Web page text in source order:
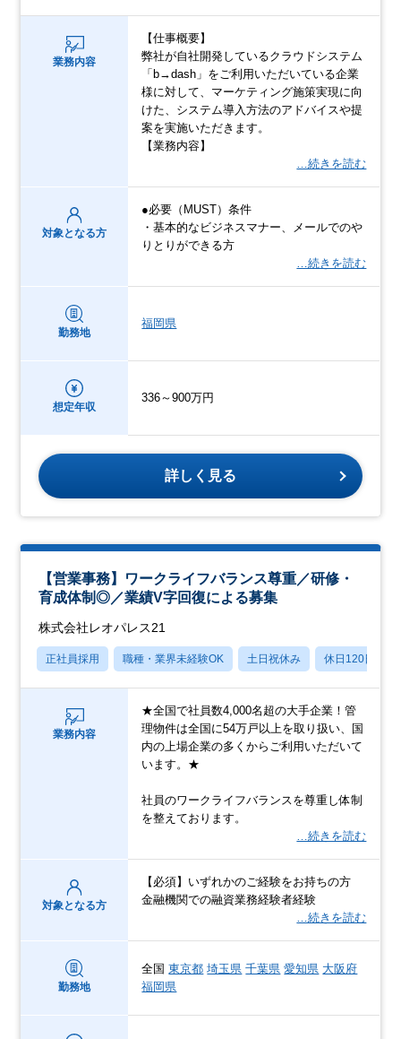
業務内容
【仕事概要】
弊社が自社開発しているクラウドシステム
「b→dash」をご利用いただいている企業
様に対して、マーケティング施策実現に向
けた、システム導入方法のアドバイスや提
案を実施いただきます。
【業務内容】
…続きを読む
対象となる方
●必要（MUST）条件
・基本的なビジネスマナー、メールでのや
りとりができる方
…続きを読む
勤務地
福岡県
想定年収
336～900万円
詳しく見る
【営業事務】ワークライフバランス尊重／研修・
育成体制◎／業績V字回復による募集
株式会社レオパレス21
正社員採用 職種・業界未経験OK 土日祝休み 休日120日以上
業務内容
★全国で社員数4,000名超の大手企業！管
理物件は全国に54万戸以上を取り扱い、国
内の上場企業の多くからご利用いただいて
います。★
社員のワークライフバランスを尊重し体制
を整えております。
…続きを読む
対象となる方
【必須】いずれかのご経験をお持ちの方
金融機関での融資業務経験者経験
…続きを読む
勤務地
全国東京都 埼玉県 千葉県 愛知県 大阪府
福岡県